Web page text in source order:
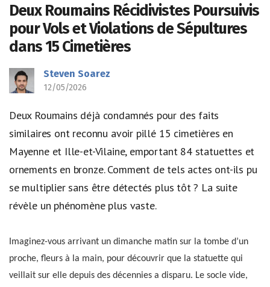
Deux Roumains Récidivistes Poursuivis
pour Vols et Violations de Sépultures
dans 15 Cimetières
Steven Soarez
12/05/2026
Deux Roumains déjà condamnés pour des faits
similaires ont reconnu avoir pillé 15 cimetières en
Mayenne et Ille-et-Vilaine, emportant 84 statuettes et
ornements en bronze. Comment de tels actes ont-ils pu
se multiplier sans être détectés plus tôt ? La suite
révèle un phénomène plus vaste.
Imaginez-vous arrivant un dimanche matin sur la tombe d’un
proche, fleurs à la main, pour découvrir que la statuette qui
veillait sur elle depuis des décennies a disparu. Le socle vide,